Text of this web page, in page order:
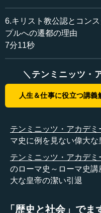
ることになってしまうので
後にマクシミアヌスは権
ろもあるのですが、ディ
の見事さを話すと、彼は
10年とはいかないまでも
はないかといわれていま
という街がありますけれ
スの別荘があって、そこ
す。彼はストア哲学者と
たらしいのです。引退の
う。ストア哲学では、公
6.キリスト教公認とコン
プルへの遷都の理由
7分11秒
＼テンミニッツ・
人生＆仕事に役立つ講義
テンミニッツ・アカデミ
マ史に例を見ない偉大な
テンミニッツ・アカデミ
のローマ史～ローマ史講
大な皇帝の潔い引退
「歴史と社会」で